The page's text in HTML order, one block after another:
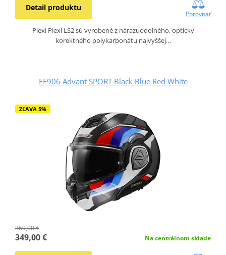
Detail produktu
Porovnať
Plexi Plexi LS2 sú vyrobené z nárazuodolného, opticky
korektného polykarbonátu najvyššej…
FF906 Advant SPORT Black Blue Red White
ZĽAVA 5%
369,00 €
349,00 € Na centrálnom sklade